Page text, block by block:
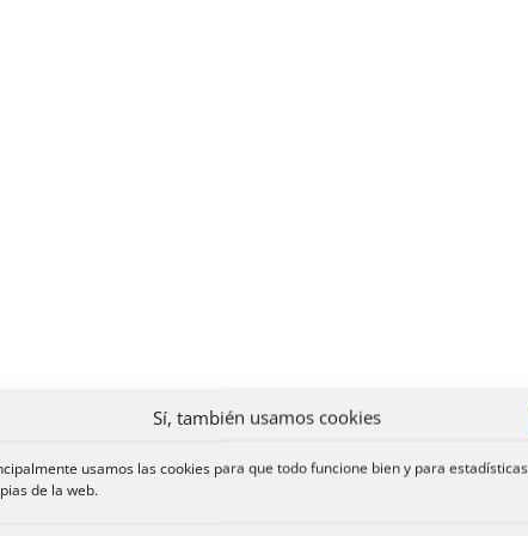
Sí, también usamos cookies
usamos las cookies para que todo funcione bien y para estadísticas
de la web.